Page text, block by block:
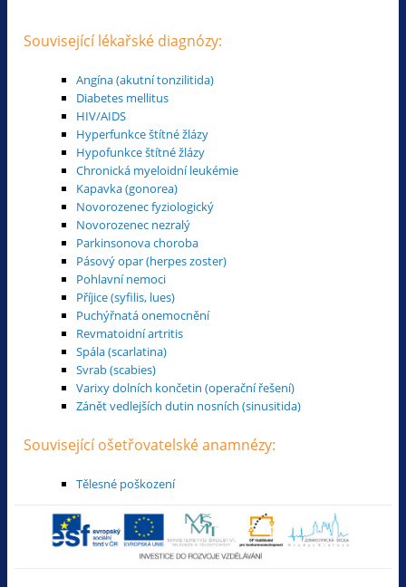
Související lékařské diagnózy:
Angína (akutní tonzilitida)
Diabetes mellitus
HIV/AIDS
Hyperfunkce štítné žlázy
Hypofunkce štítné žlázy
Chronická myeloidní leukémie
Kapavka (gonorea)
Novorozenec fyziologický
Novorozenec nezralý
Parkinsonova choroba
Pásový opar (herpes zoster)
Pohlavní nemoci
Příjice (syfilis, lues)
Puchýřnatá onemocnění
Revmatoidní artritis
Spála (scarlatina)
Svrab (scabies)
Varixy dolních končetin (operační řešení)
Zánět vedlejších dutin nosních (sinusitida)
Související ošetřovatelské anamnézy:
Tělesné poškození